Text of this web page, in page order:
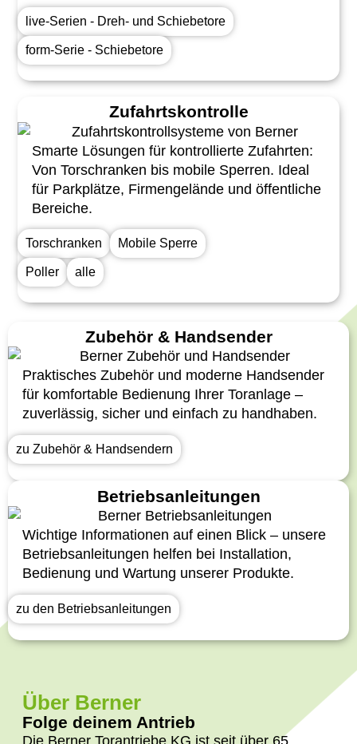
live-Serien - Dreh- und Schiebetore
form-Serie - Schiebetore
Zufahrtskontrolle
Smarte Lösungen für kontrollierte Zufahrten:
Von Torschranken bis mobile Sperren. Ideal
für Parkplätze, Firmengelände und öffentliche
Bereiche.
Torschranken Mobile Sperre
Poller alle
Zubehör & Handsender
Praktisches Zubehör und moderne Handsender
für komfortable Bedienung Ihrer Toranlage –
zuverlässig, sicher und einfach zu handhaben.
zu Zubehör & Handsendern
Betriebsanleitungen
Wichtige Informationen auf einen Blick – unsere
Betriebsanleitungen helfen bei Installation,
Bedienung und Wartung unserer Produkte.
zu den Betriebsanleitungen
Über Berner
Folge deinem Antrieb
Die Berner Torantriebe KG ist seit über 65